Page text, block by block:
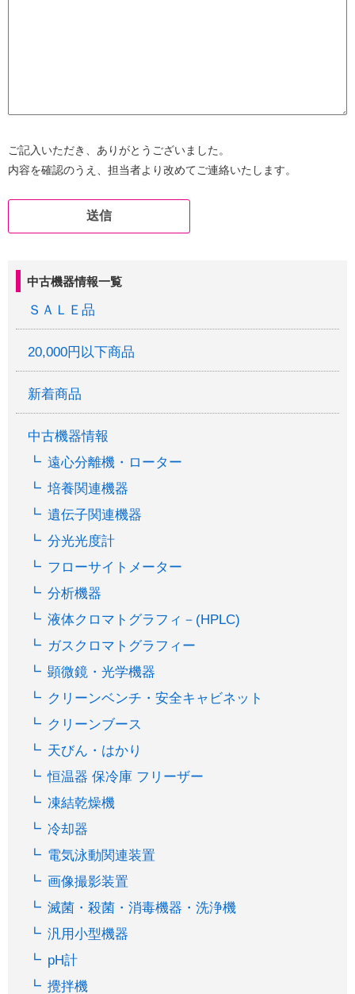
中古機器情報一覧
ＳＡＬＥ品
20,000円以下商品
新着商品
中古機器情報
遠心分離機・ローター
培養関連機器
遺伝子関連機器
分光光度計
フローサイトメーター
分析機器
液体クロマトグラフィ－(HPLC)
ガスクロマトグラフィー
顕微鏡・光学機器
クリーンベンチ・安全キャビネット
クリーンブース
天びん・はかり
恒温器 保冷庫 フリーザー
凍結乾燥機
冷却器
電気泳動関連装置
画像撮影装置
滅菌・殺菌・消毒機器・洗浄機
汎用小型機器
pH計
攪拌機
ご記入いただき、ありがとうございました。
内容を確認のうえ、担当者より改めてご連絡いたします。